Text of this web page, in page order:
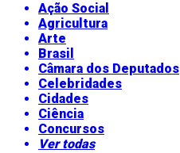
Ação Social
Agricultura
Arte
Brasil
Câmara dos Deputados
Celebridades
Cidades
Ciência
Concursos
Ver todas